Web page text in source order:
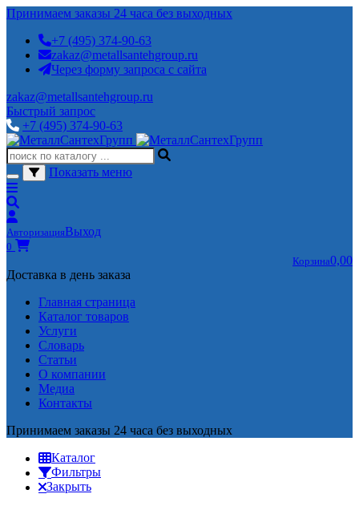
Принимаем заказы 24 часа без выходных
+7 (495) 374-90-63
zakaz@metallsantehgroup.ru
Через форму запроса с сайта
zakaz@metallsantehgroup.ru
Быстрый запрос
+7 (495) 374-90-63
Показать меню
АвторизацияВыход
0
Корзина0,00
Доставка в день заказа
Главная страница
Каталог товаров
Услуги
Словарь
Статьи
О компании
Медиа
Контакты
Принимаем заказы 24 часа без выходных
Каталог
Фильтры
Закрыть